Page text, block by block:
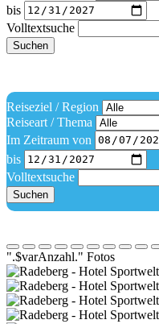
bis
Volltextsuche
Suchen
Reiseziel / Region
Reiseart / Thema
Im Zeitraum von
bis
Volltextsuche
Suchen
".$varAnzahl." Fotos